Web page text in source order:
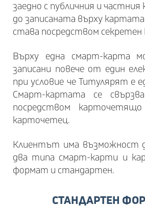
заедно с публичния и
до записаната върху
става посредством
Върху една смарт-карта
записани повече от един
при условие че Титулярят е
Смарт-картата се
посредством
карточетец.
Клиентът има възможност
два типа смарт-карти и
формат и стандартен.
СТАНДАРТЕН